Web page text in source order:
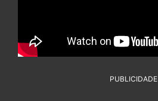
PUBLICIDADE